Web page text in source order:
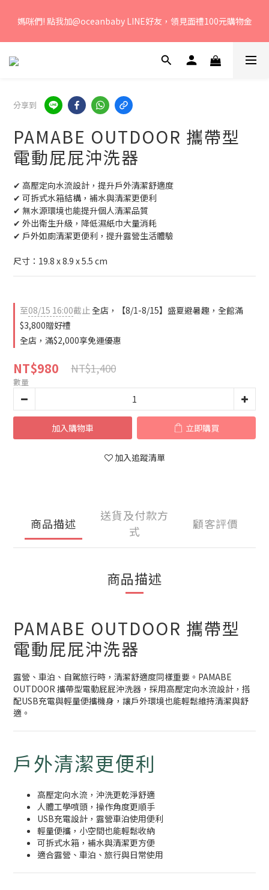
間：周一至周五 早上9點 至 下午6點。
媽咪們! 點我加@oceanbaby LINE好友，領見面禮100元購物金
若您有任何問題、歡迎聯絡客服專線：04-2382-6878，服務時
分享到
PAMABE OUTDOOR 攜帶型
電動屁屁沖洗器
✔ 高壓定向水流設計，提升戶外清潔舒適度
✔ 可拆式水箱結構，補水與清潔更便利
✔ 無水源環境也能提升個人清潔品質
✔ 外出衛生升級，降低濕紙巾大量消耗
✔ 戶外如廁清潔更便利，提升露營生活體驗
尺寸：19.8 x 8.9 x 5.5 cm
至08/15 16:00截止全店，【8/1-8/15】盛夏避暑趣，全館滿
$3,800贈好禮
全店，滿$2,000享免運優惠
NT$980 NT$1,400
數量
加入購物車 立即購買
加入追蹤清單
商品描述
送貨及付款方
式
顧客評價
商品描述
PAMABE OUTDOOR 攜帶型
電動屁屁沖洗器
露營、車泊、自駕旅行時，清潔舒適度同樣重要。PAMABE
OUTDOOR 攜帶型電動屁屁沖洗器，採用高壓定向水流設計，搭
配USB充電與輕量便攜機身，讓戶外環境也能輕鬆維持清潔與舒
適。
戶外清潔更便利
高壓定向水流，沖洗更乾淨舒適
人體工學噴頭，操作角度更順手
USB充電設計，露營車泊使用便利
輕量便攜，小空間也能輕鬆收納
可拆式水箱，補水與清潔更方便
適合露營、車泊、旅行與日常使用